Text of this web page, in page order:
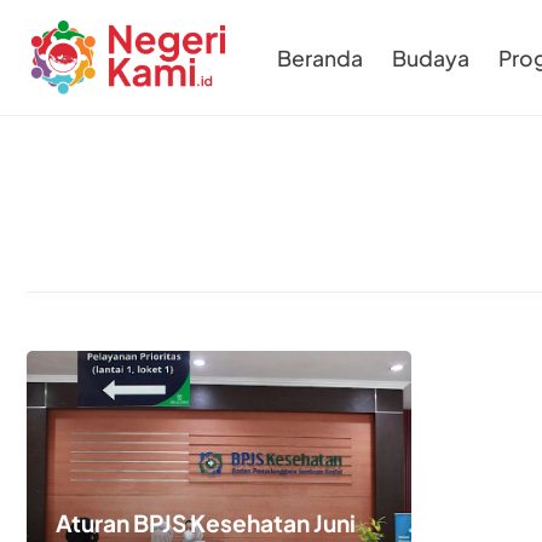
Beranda Budaya
Aturan BPJS Kesehatan Juni